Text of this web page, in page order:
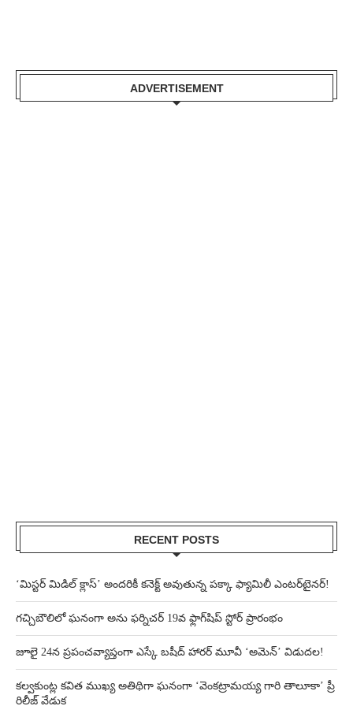
ADVERTISEMENT
RECENT POSTS
‘మిస్టర్ మిడిల్ క్లాస్’ అందరికీ కనెక్ట్ అవుతున్న పక్కా ఫ్యామిలీ ఎంటర్‌టైనర్!
గచ్చిబౌలిలో ఘనంగా అను ఫర్నిచర్ 19వ ఫ్లాగ్‌షిప్ స్టోర్ ప్రారంభం
జూలై 24న ప్రపంచవ్యాప్తంగా ఎస్కే బషీద్‌ హారర్ మూవీ ‘అమెన్’ విడుదల!
కల్వకుంట్ల కవిత ముఖ్య అతిథిగా ఘనంగా ‘వెంకట్రామయ్య గారి తాలూకా’ ప్రీ
రిలీజ్ వేడుక